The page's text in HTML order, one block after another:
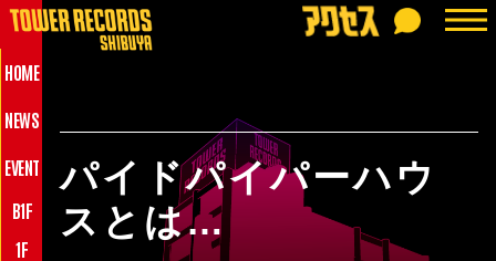
HOME
NEWS
EVENT
B1F
1F
パイドパイパーハウ
スとは…